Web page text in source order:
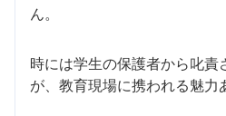
ん。
時には学生の保護者から叱責
が、教育現場に携われる魅力